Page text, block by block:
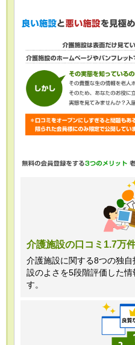
・当個人情報の利
内容の訂正・追加
止・消去および第
（「開示等」とい
ております。開示
「個人情報苦情及び
けます。
最適なご回答がで
・当ホームページ
調査のためクッキ
が、これによる個人
行っておりません。
株式会社クリエイ
報保護管理者 窪
介護施設の口コミ1.7万
介護施設に関する8つの独
設のよさを5段階評価した
す。